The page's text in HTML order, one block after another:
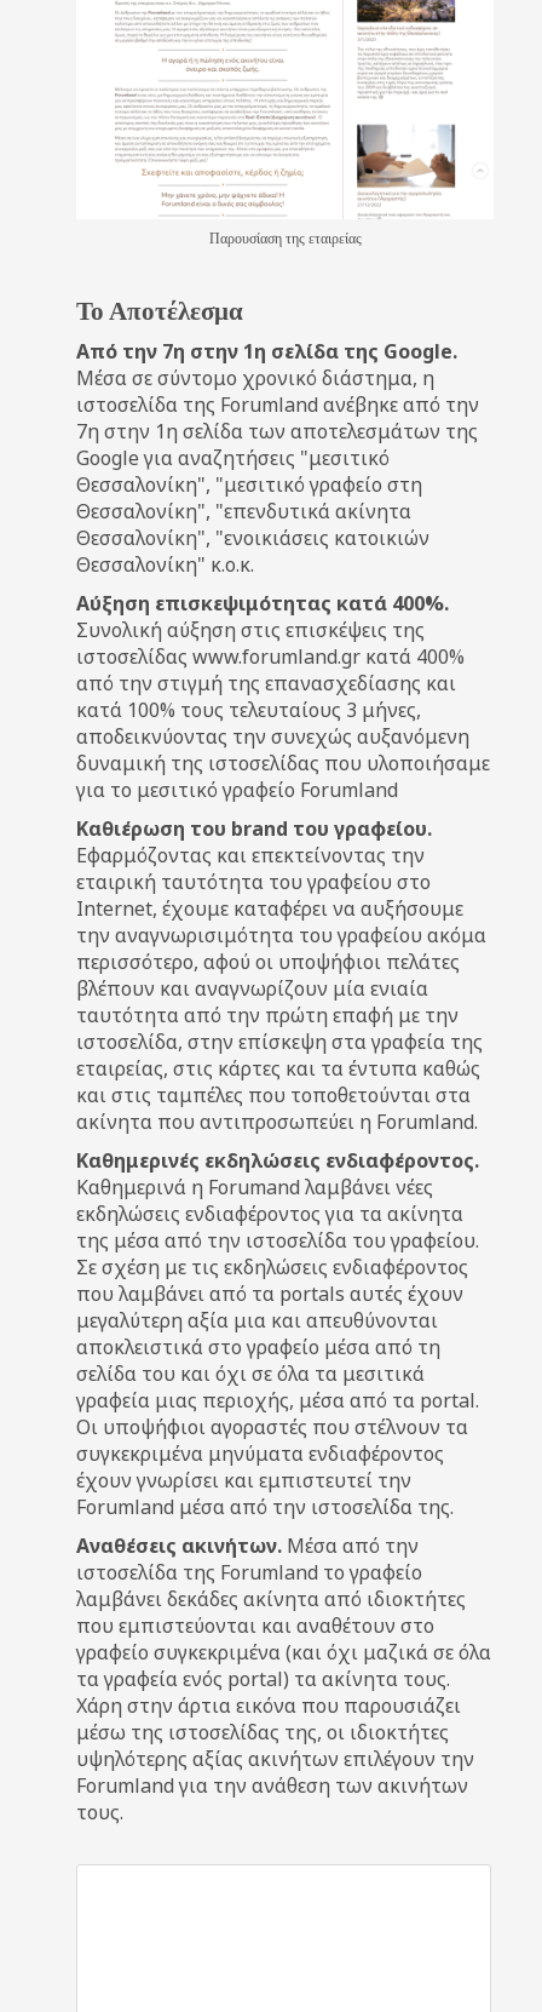
Παρουσίαση της εταιρείας
Το Αποτέλεσμα
Από την 7η στην 1η σελίδα της Google.
Μέσα σε σύντομο χρονικό διάστημα, η
ιστοσελίδα της Forumland ανέβηκε από την
7η στην 1η σελίδα των αποτελεσμάτων της
Google για αναζητήσεις "μεσιτικό
Θεσσαλονίκη", "μεσιτικό γραφείο στη
Θεσσαλονίκη", "επενδυτικά ακίνητα
Θεσσαλονίκη", "ενοικιάσεις κατοικιών
Θεσσαλονίκη" κ.ο.κ.
Αύξηση επισκεψιμότητας κατά 400%.
Συνολική αύξηση στις επισκέψεις της
ιστοσελίδας www.forumland.gr κατά 400%
από την στιγμή της επανασχεδίασης και
κατά 100% τους τελευταίους 3 μήνες,
αποδεικνύοντας την συνεχώς αυξανόμενη
δυναμική της ιστοσελίδας που υλοποιήσαμε
για το μεσιτικό γραφείο Forumland
Καθιέρωση του brand του γραφείου.
Εφαρμόζοντας και επεκτείνοντας την
εταιρική ταυτότητα του γραφείου στο
Internet, έχουμε καταφέρει να αυξήσουμε
την αναγνωρισιμότητα του γραφείου ακόμα
περισσότερο, αφού οι υποψήφιοι πελάτες
βλέπουν και αναγνωρίζουν μία ενιαία
ταυτότητα από την πρώτη επαφή με την
ιστοσελίδα, στην επίσκεψη στα γραφεία της
εταιρείας, στις κάρτες και τα έντυπα καθώς
και στις ταμπέλες που τοποθετούνται στα
ακίνητα που αντιπροσωπεύει η Forumland.
Καθημερινές εκδηλώσεις ενδιαφέροντος.
Καθημερινά η Forumand λαμβάνει νέες
εκδηλώσεις ενδιαφέροντος για τα ακίνητα
της μέσα από την ιστοσελίδα του γραφείου.
Σε σχέση με τις εκδηλώσεις ενδιαφέροντος
που λαμβάνει από τα portals αυτές έχουν
μεγαλύτερη αξία μια και απευθύνονται
αποκλειστικά στο γραφείο μέσα από τη
σελίδα του και όχι σε όλα τα μεσιτικά
γραφεία μιας περιοχής, μέσα από τα portal.
Οι υποψήφιοι αγοραστές που στέλνουν τα
συγκεκριμένα μηνύματα ενδιαφέροντος
έχουν γνωρίσει και εμπιστευτεί την
Forumland μέσα από την ιστοσελίδα της.
Αναθέσεις ακινήτων. Μέσα από την
ιστοσελίδα της Forumland το γραφείο
λαμβάνει δεκάδες ακίνητα από ιδιοκτήτες
που εμπιστεύονται και αναθέτουν στο
γραφείο συγκεκριμένα (και όχι μαζικά σε όλα
τα γραφεία ενός portal) τα ακίνητα τους.
Χάρη στην άρτια εικόνα που παρουσιάζει
μέσω της ιστοσελίδας της, οι ιδιοκτήτες
υψηλότερης αξίας ακινήτων επιλέγουν την
Forumland για την ανάθεση των ακινήτων
τους.